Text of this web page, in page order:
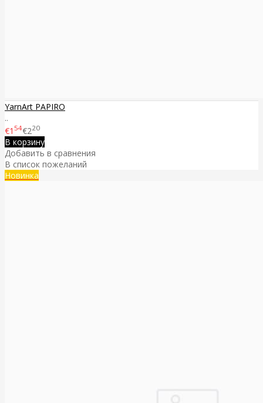
YarnArt PAPIRO
..
€1 54€220
В корзину
Добавить в сравнения
В список пожеланий
Новинка